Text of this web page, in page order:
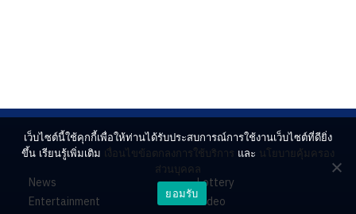
News
Entertainment
Lottery
Video
เว็บไซต์นี้ใช้คุกกี้เพื่อให้ท่านได้รับประสบการณ์การใช้งานเว็บไซต์ที่ดียิ่ง
ขึ้น เรียนรู้เพิ่มเติม เงื่อนไขข้อตกลงการใช้บริการ และ นโยบายคุ้มครอง
ส่วนบุคคล
ยอมรับ